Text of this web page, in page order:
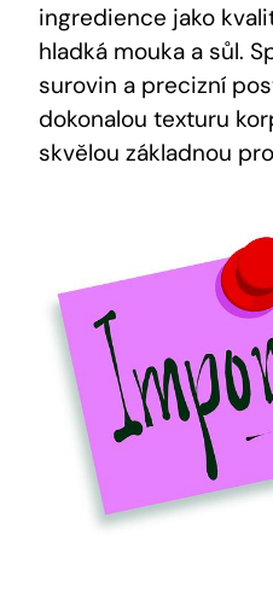
ingredience jako
hladká mouka​ a sůl.
surovin a precizní
dokonalou texturu
skvělou základnou